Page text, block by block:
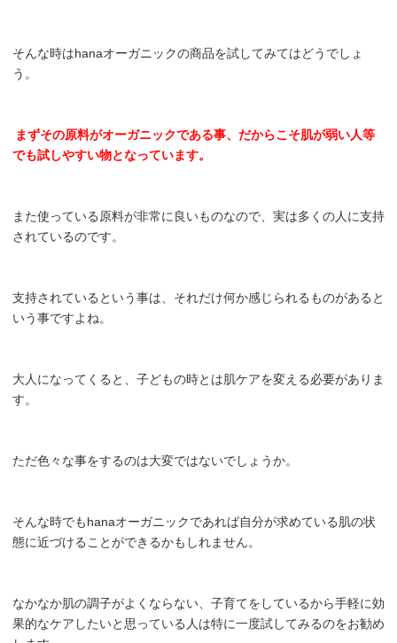
そんな時はhanaオーガニックの商品を試してみてはどうでしょ
う。
まずその原料がオーガニックである事、だからこそ肌が弱い人等
でも試しやすい物となっています。
また使っている原料が非常に良いものなので、実は多くの人に支持
されているのです。
支持されているという事は、それだけ何か感じられるものがあると
いう事ですよね。
大人になってくると、子どもの時とは肌ケアを変える必要がありま
す。
ただ色々な事をするのは大変ではないでしょうか。
そんな時でもhanaオーガニックであれば自分が求めている肌の状
態に近づけることができるかもしれません。
なかなか肌の調子がよくならない、子育てをしているから手軽に効
果的なケアしたいと思っている人は特に一度試してみるのをお勧め